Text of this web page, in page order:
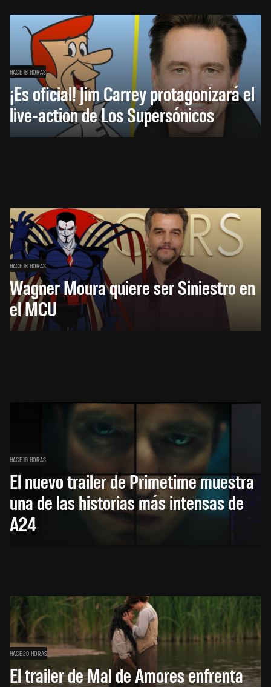
HACE 18 HORAS
¡Es oficial! Jim Carrey protagonizará el
live-action de Los Supersónicos
HACE 18 HORAS
Wagner Moura quiere ser Siniestro en
el MCU
HACE 19 HORAS
El nuevo trailer de Primetime muestra
una de las historias más intensas de
A24
HACE 20 HORAS
El trailer de Mal de Amores enfrenta